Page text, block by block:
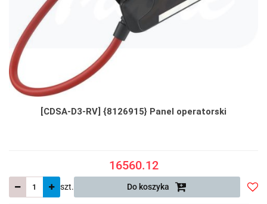
[CDSA-D3-RV] {8126915} Panel operatorski
16560.12
szt. Do koszyka